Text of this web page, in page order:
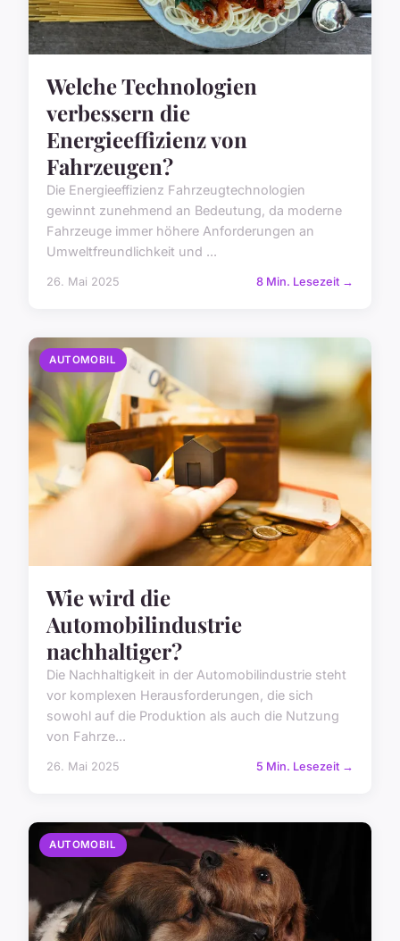
Welche Technologien
verbessern die
Energieeffizienz von
Fahrzeugen?
Die Energieeffizienz Fahrzeugtechnologien
gewinnt zunehmend an Bedeutung, da moderne
Fahrzeuge immer höhere Anforderungen an
Umweltfreundlichkeit und ...
26. Mai 2025 8 Min. Lesezeit →
AUTOMOBIL
Wie wird die
Automobilindustrie
nachhaltiger?
Die Nachhaltigkeit in der Automobilindustrie steht
vor komplexen Herausforderungen, die sich
sowohl auf die Produktion als auch die Nutzung
von Fahrze...
26. Mai 2025 5 Min. Lesezeit →
AUTOMOBIL